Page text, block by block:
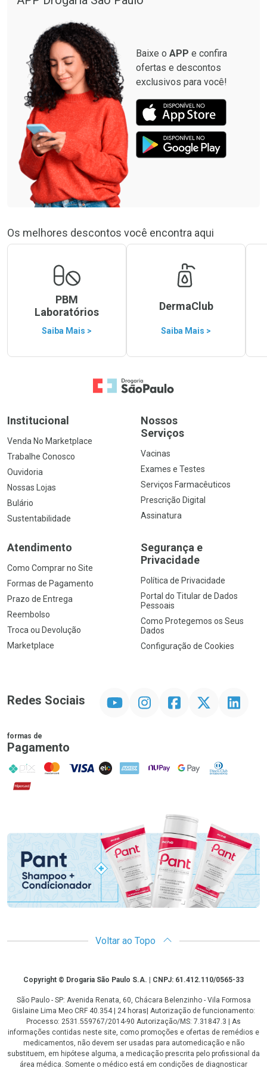
Baixe o APP e confira
ofertas e descontos
exclusivos para você!
Os melhores descontos você encontra aqui
PBM
Laboratórios
Saiba Mais >
DermaClub
Saiba Mais >
Ir para a Home
Institucional
Venda No Marketplace
Trabalhe Conosco
Ouvidoria
Nossas Lojas
Bulário
Sustentabilidade
Nossos
Serviços
Vacinas
Exames e Testes
Serviços Farmacêuticos
Prescrição Digital
Assinatura
Atendimento
Como Comprar no Site
Formas de Pagamento
Prazo de Entrega
Reembolso
Troca ou Devolução
Marketplace
Segurança e
Privacidade
Política de Privacidade
Portal do Titular de Dados
Pessoais
Como Protegemos os Seus
Dados
Configuração de Cookies
Redes Sociais InstagramFacebook Linkedin
formas de
Pagamento
PIX MasterCard
VISA ELO AMEX NuPay Google PayDiners Club
Hipercard
Promoção em Destaque
Voltar ao Topo
CopyrightCopyright © Drogaria São Paulo S.A. | CNPJ: 61.412.110/0565-33
São Paulo - SP: Avenida Renata, 60, Chácara Belenzinho - Vila Formosa
Gislaine Lima Meo CRF 40.354 | 24 horas| Autorização de funcionamento:
Processo: 2531.559767/2014-90 Autorização/MS: 7.31847.3 | As
informações contidas neste site, como promoções e ofertas de remédios e
medicamentos, não devem ser usadas para automedicação e não
substituem, em hipótese alguma, a medicação prescrita pelo profissional da
área médica. Somente o médico está em condições de diagnosticar